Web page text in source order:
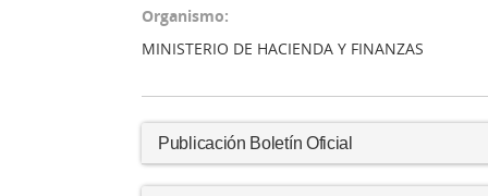
Organismo:
MINISTERIO DE HACIENDA Y FINANZAS
Publicación Boletín Oficial